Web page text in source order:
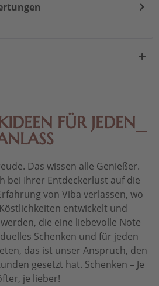
FÜR JEDEN
Das wissen alle Genießer.
bei Ihrer Entdeckerlust auf die
von Viba verlassen, wo
entwickelt und
die eine liebevolle Note
Schenken und für jeden
das ist unser Anspruch, den
gesetzt hat. Schenken – Je
je lieber!